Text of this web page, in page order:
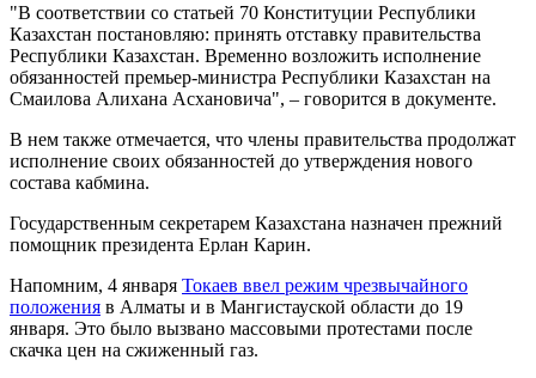
"В соответствии со статьей 70 Конституции Республики
Казахстан постановляю: принять отставку правительства
Республики Казахстан. Временно возложить исполнение
обязанностей премьер-министра Республики Казахстан на
Смаилова Алихана Асхановича", – говорится в документе.
В нем также отмечается, что члены правительства продолжат
исполнение своих обязанностей до утверждения нового
состава кабмина.
Государственным секретарем Казахстана назначен прежний
помощник президента Ерлан Карин.
Напомним, 4 января Токаев ввел режим чрезвычайного
положения в Алматы и в Мангистауской области до 19
января. Это было вызвано массовыми протестами после
скачка цен на сжиженный газ.